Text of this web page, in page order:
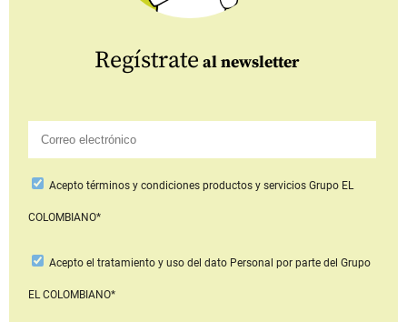
Regístrate al newsletter
Aceptotérminos y condiciones productos y serviciosGrupo EL
COLOMBIANO*
Acepto el tratamiento y uso del dato Personal por parte del Grupo
EL COLOMBIANO*